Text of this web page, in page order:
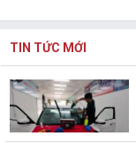
TIN TỨC MỚI